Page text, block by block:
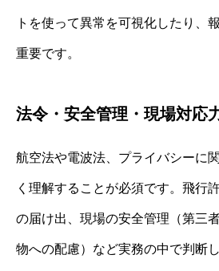
トを使って異常を可視化したり、
重要です。
法令・安全管理・現場対応
航空法や電波法、プライバシーに
く理解することが必須です。飛行
の届け出、現場の安全管理（第三
物への配慮）など実務の中で判断